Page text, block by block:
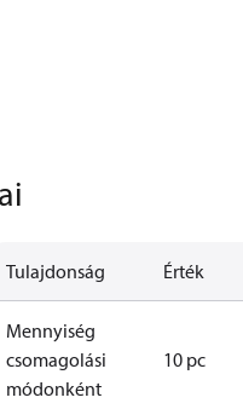
Tulajdonság Érték
Mennyiség
csomagolási
módonként
10 pc